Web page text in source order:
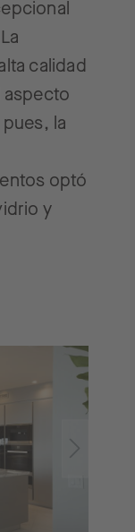
calidad
aspecto
la
optó
y